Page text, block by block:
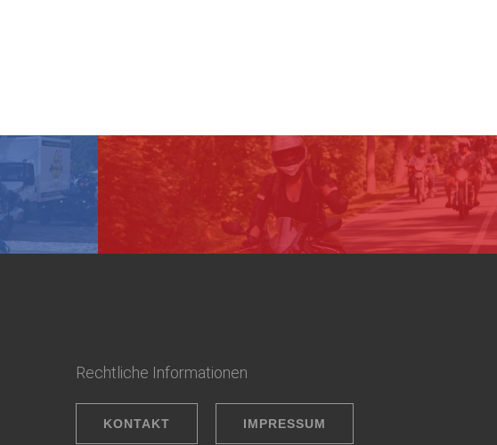
Rechtliche Informationen
KONTAKT IMPRESSUM